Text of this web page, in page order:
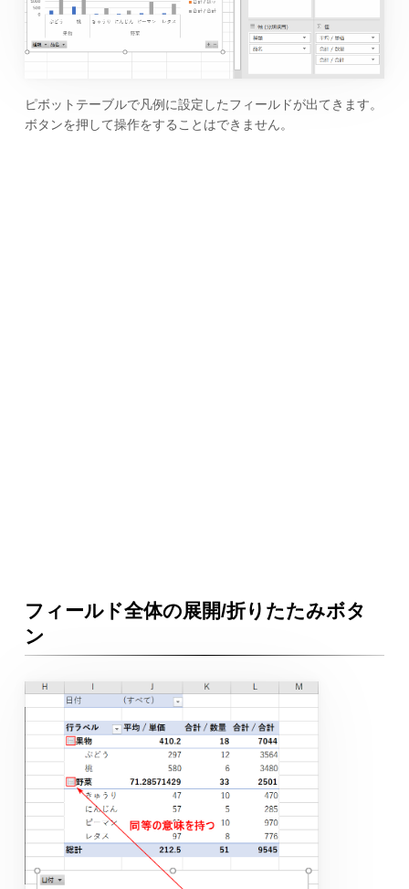
ピボットテーブルで凡例に設定したフィールドが出てきます。
ボタンを押して操作をすることはできません。
フィールド全体の展開/折りたたみボタ
ン